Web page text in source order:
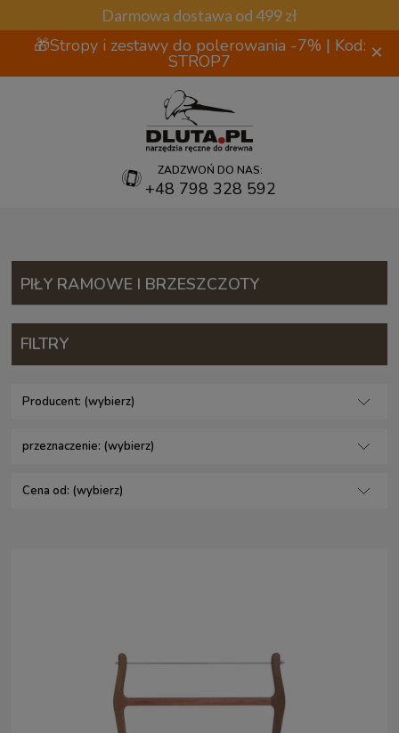
Darmowa dostawa od 499 zł
🎁Stropy i zestawy do polerowania -7% | Kod:
STROP7 ×
ZADZWOŃ DO NAS:
+48 798 328 592
PIŁY RAMOWE I BRZESZCZOTY
FILTRY
Producent: (wybierz)
przeznaczenie: (wybierz)
Cena od: (wybierz)